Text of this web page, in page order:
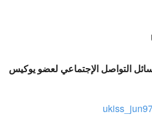
التواصل الإجتماعي لعضو يوكيس